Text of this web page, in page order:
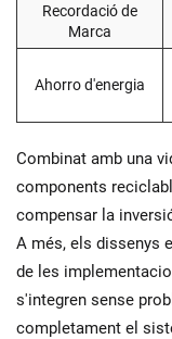
Recordació de
Marca
Ahorro d'energia
Combinat amb una
components
compensar la
A més, els dissenys
de les
s'integren sense
completament el